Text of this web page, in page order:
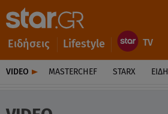
Ειδήσεις Lifestyle
VIDEO MASTERCHEF STARX